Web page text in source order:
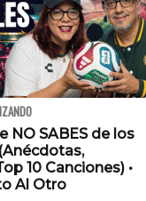
NO SABES de los
10 Canciones) •
Al Otro